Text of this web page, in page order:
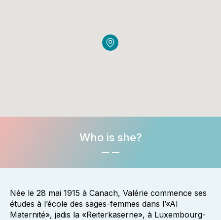
Who is she?
Née le 28 mai 1915 à Canach, Valérie commence ses
études à l’école des sages-femmes dans l’«Al
Maternité», jadis la «Reiterkaserne», à Luxembourg-